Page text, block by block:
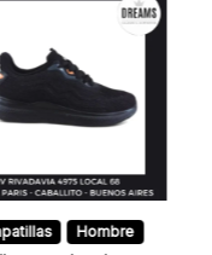
Hombre